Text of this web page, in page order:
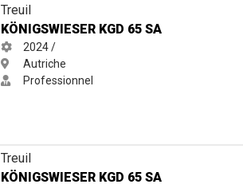
Treuil
KÖNIGSWIESER KGD 65 SA
2024 /
Autriche
Professionnel
Treuil
KÖNIGSWIESER KGD 65 SA